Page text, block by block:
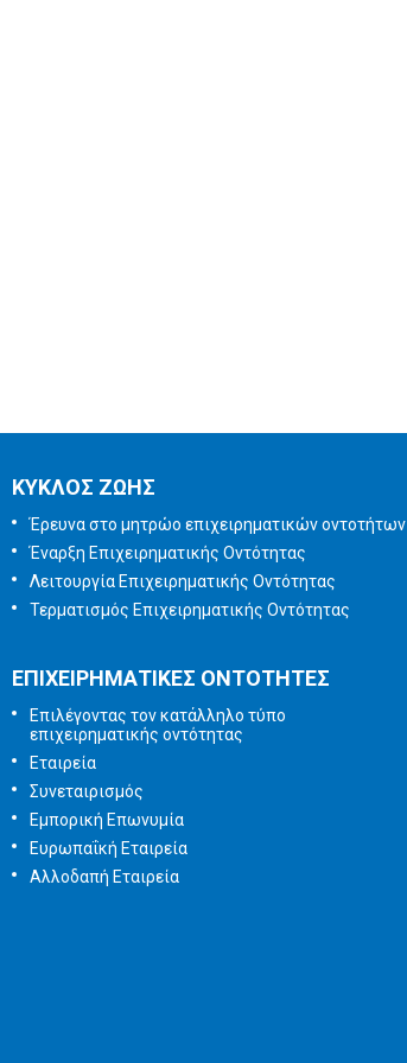
ΚΥΚΛΟΣ ΖΩΗΣ
Έρευνα στο μητρώο επιχειρηματικών οντοτήτων
Έναρξη Επιχειρηματικής Οντότητας
Λειτουργία Επιχειρηματικής Οντότητας
Τερματισμός Επιχειρηματικής Οντότητας
ΕΠΙΧΕΙΡΗΜΑΤΙΚΕΣ ΟΝΤΟΤΗΤΕΣ
Επιλέγοντας τον κατάλληλο τύπο
επιχειρηματικής οντότητας
Εταιρεία
Συνεταιρισμός
Εμπορική Επωνυμία
Ευρωπαΐκή Εταιρεία
Αλλοδαπή Εταιρεία